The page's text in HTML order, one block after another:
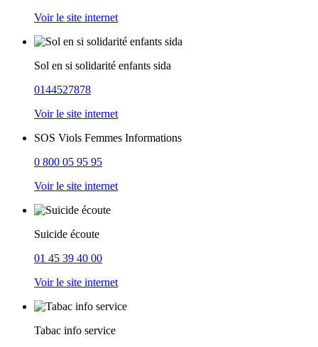
Voir le site internet
Sol en si solidarité enfants sida
0144527878
Voir le site internet
SOS Viols Femmes Informations
0 800 05 95 95
Voir le site internet
Suicide écoute
01 45 39 40 00
Voir le site internet
Tabac info service